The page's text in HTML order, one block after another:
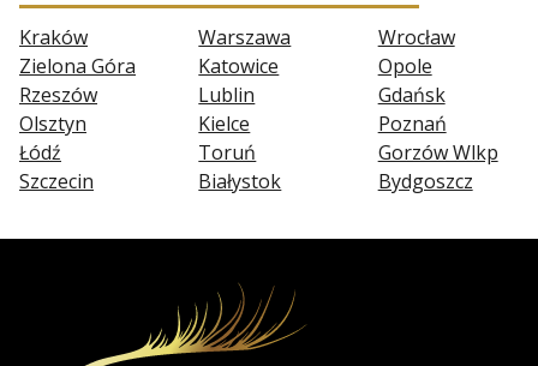
Kraków
Zielona Góra
Rzeszów
Olsztyn
Łódź
Szczecin
Warszawa
Katowice
Lublin
Kielce
Toruń
Białystok
Wrocław
Opole
Gdańsk
Poznań
Gorzów Wlkp
Bydgoszcz